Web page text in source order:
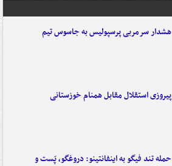
هشدار سرمربی پرسپولیس به جاسوس تیم
پیروزی استقلال مقابل همنام خوزستانی
حمله تند فیگو به اینفانتینو: دروغگو، پَست‌ و